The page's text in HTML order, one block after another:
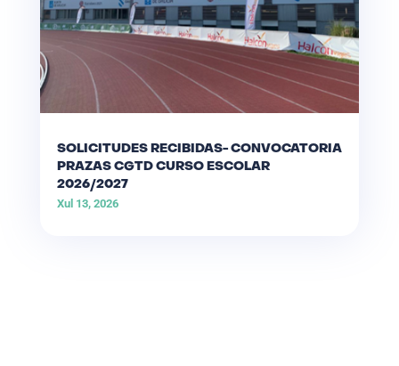
SOLICITUDES RECIBIDAS- CONVOCATORIA
PRAZAS CGTD CURSO ESCOLAR
2026/2027
Xul 13, 2026